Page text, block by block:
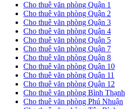
Cho thuê văn phòng Quận 1
Cho thuê văn phòng Quận 2
Cho thuê văn phòng Quận 3
Cho thuê văn phòng Quận 4
Cho thuê văn phòng Quận 5
Cho thuê văn phòng Quận 7
Cho thuê văn phòng Quận 8
Cho thuê văn phòng Quận 10
Cho thuê văn phòng Quận 11
Cho thuê văn phòng Quận 12
Cho thuê văn phòng Bình Thạnh
Cho thuê văn phòng Phú Nhuận